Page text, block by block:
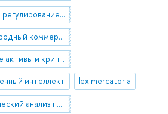
правовое регулирование рынка ценных бумаг
международный коммерческий арбитраж
цифровые активы и криптовалюты
интеллект lex mercatoria
экономический анализ права